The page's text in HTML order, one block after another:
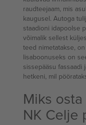
raudteejaam, mis
kaugusel. Autoga
staadioni idapoolse
võimalik sellest
teed nimetatakse,
lisaboonuseks on
sissepääsu fassaadi
hetkeni, mil
Miks
NK Celje